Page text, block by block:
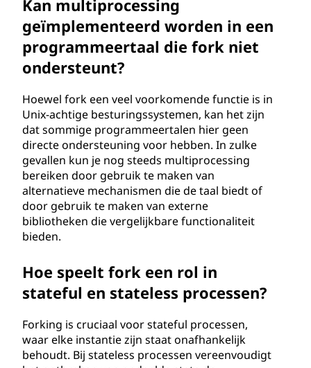
Kan multiprocessing
geïmplementeerd worden in een
programmeertaal die fork niet
ondersteunt?
Hoewel fork een veel voorkomende functie is in
Unix-achtige besturingssystemen, kan het zijn
dat sommige programmeertalen hier geen
directe ondersteuning voor hebben. In zulke
gevallen kun je nog steeds multiprocessing
bereiken door gebruik te maken van
alternatieve mechanismen die de taal biedt of
door gebruik te maken van externe
bibliotheken die vergelijkbare functionaliteit
bieden.
Hoe speelt fork een rol in
stateful en stateless processen?
Forking is cruciaal voor stateful processen,
waar elke instantie zijn staat onafhankelijk
behoudt. Bij stateless processen vereenvoudigt